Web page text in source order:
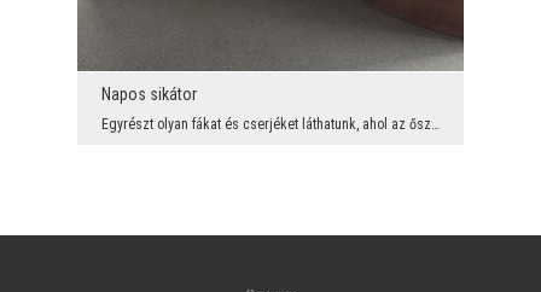
Napos sikátor
Egyrészt olyan fákat és cserjéket láthatunk, ahol az ősz már megérkezett. Színes leveleik vannak,...